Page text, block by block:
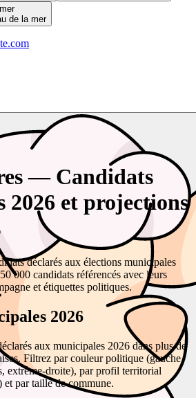
de la mer
— Candidats
2026 et projections
déclarés aux élections municipales
000 candidats référencés avec leurs
et étiquettes politiques.
2026
aux municipales 2026 dans plus de
Filtrez par couleur politique (gauche,
extrême-droite), par profil territorial
par taille de commune.